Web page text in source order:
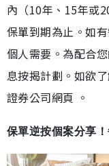
內（10年、15年或
保單到期為止。如
個人需要。為配合
息按揭計劃。如欲
證券公司網頁 。
保單逆按個案分享！